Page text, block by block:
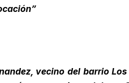
vecino del barrio